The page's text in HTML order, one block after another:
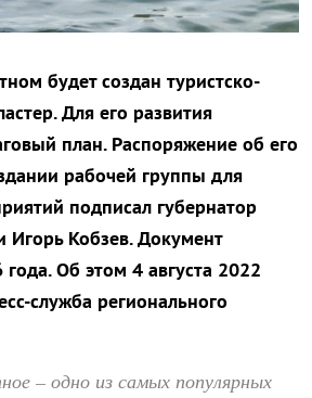
будет создан туристско-
Для его развития
план. Распоряжение об его
рабочей группы для
подписал губернатор
Игорь Кобзев. Документ
Об этом 4 августа 2022
служба регионального
– одно из самых популярных